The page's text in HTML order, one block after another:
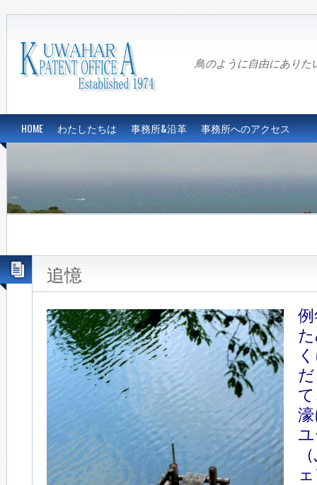
鳥のように自由にあり
HOME わたしたちは 事務所&沿革 事務所へのアクセス
追憶
濠